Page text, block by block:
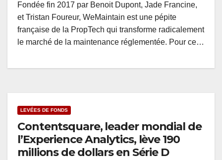
Fondée fin 2017 par Benoit Dupont, Jade Francine,
et Tristan Foureur, WeMaintain est une pépite
française de la PropTech qui transforme radicalement
le marché de la maintenance réglementée. Pour ce…
LEVÉES DE FONDS
Contentsquare, leader mondial de
l’Experience Analytics, lève 190
millions de dollars en Série D